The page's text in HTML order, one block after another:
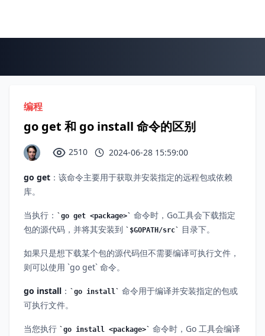
编程
go get 和 go install 命令的区别
2510 2024-06-28 15:59:00
go get ：该命令主要用于获取并安装指定的远程包或依赖
库。
当执行： go get <package>
命令时，Go工具会下载指定
包的源代码，并将其安装到
$GOPATH/src 目录下。
如果只是想下载某个包的源代码但不需要编译可执行文件，
则可以使用 `go get` 命令。
go install ： go install
命令用于编译并安装指定的包或
可执行文件。
当您执行 go install <package>
命令时，Go 工具会编译